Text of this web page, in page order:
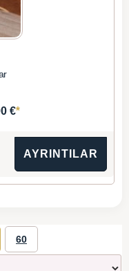
€*
AYRINTILAR
60